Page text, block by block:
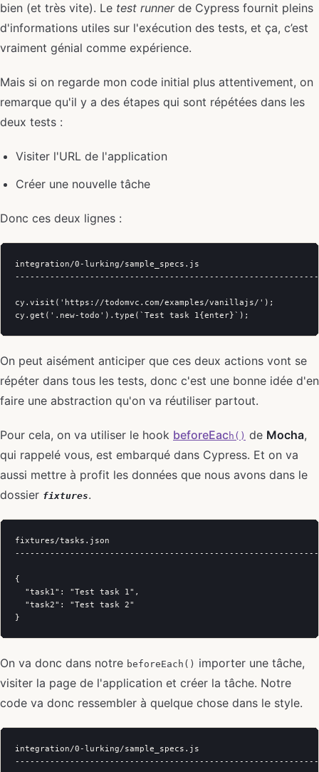
bien (et très vite). Le test runnerde Cypress fournit pleins
d'informations utiles sur l'exécution des tests, et ça, c’est
vraiment génial comme expérience.
Mais si on regarde mon code initial plus attentivement, on
remarque qu'il y a des étapes qui sont répétées dans les
deux tests :
Visiter l'URL de l'application
Créer une nouvelle tâche
Donc ces deux lignes :
integration/0-lurking/sample_specs.js
cy.visit('https://todomvc.com/examples/vanillajs/');
On peut aisément anticiper que ces deux actions vont se
répéter dans tous les tests, donc c'est une bonne idée d'en
faire une abstraction qu'on va réutiliser partout.
Pour cela, on va utiliser le hook beforeEach() de Mocha,
qui rappelé vous, est embarqué dans Cypress. Et on va
aussi mettre à profit les données que nous avons dans le
dossier fixtures.
fixtures/tasks.json
{
  "task1": "Test task 1",
  "task2": "Test task 2"
On va donc dans notre beforeEach() importer une tâche,
visiter la page de l'application et créer la tâche. Notre
code va donc ressembler à quelque chose dans le style.
integration/0-lurking/sample_specs.js